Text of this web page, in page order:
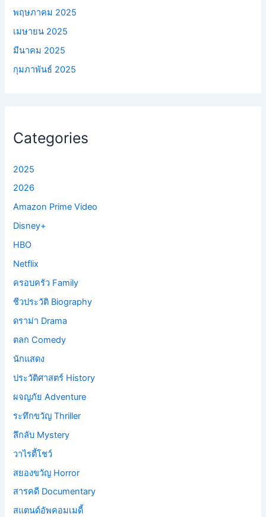
พฤษภาคม 2025
เมษายน 2025
มีนาคม 2025
กุมภาพันธ์ 2025
Categories
2025
2026
Amazon Prime Video
Disney+
HBO
Netflix
ครอบครัว Family
ชีวประวัติ Biography
ดราม่า Drama
ตลก Comedy
นักแสดง
ประวัติศาสตร์ History
ผจญภัย Adventure
ระทึกขวัญ Thriller
ลึกลับ Mystery
วาไรตี้โชว์
สยองขวัญ Horror
สารคดี Documentary
สแตนด์อัพคอมเมดี้